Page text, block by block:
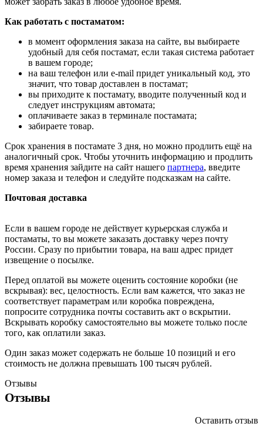
Как работать с постаматом:
в момент оформления заказа на сайте, вы выбираете
удобный для себя постамат, если такая система работает
в вашем городе;
на ваш телефон или e-mail придет уникальный код, это
значит, что товар доставлен в постамат;
вы приходите к постамату, вводите полученный код и
следует инструкциям автомата;
оплачиваете заказ в терминале постамата;
забираете товар.
Срок хранения в постамате 3 дня, но можно продлить ещё на
аналогичный срок. Чтобы уточнить информацию и продлить
время хранения зайдите на сайт нашего партнера, введите
номер заказа и телефон и следуйте подсказкам на сайте.
Почтовая доставка
Если в вашем городе не действует курьерская служба и
постаматы, то вы можете заказать доставку через почту
России. Сразу по прибытии товара, на ваш адрес придет
извещение о посылке.
Перед оплатой вы можете оценить состояние коробки (не
вскрывая): вес, целостность. Если вам кажется, что заказ не
соответствует параметрам или коробка повреждена,
попросите сотрудника почты составить акт о вскрытии.
Вскрывать коробку самостоятельно вы можете только после
того, как оплатили заказ.
Один заказ может содержать не больше 10 позиций и его
стоимость не должна превышать 100 тысяч рублей.
Отзывы
Отзывы
Оставить отзыв